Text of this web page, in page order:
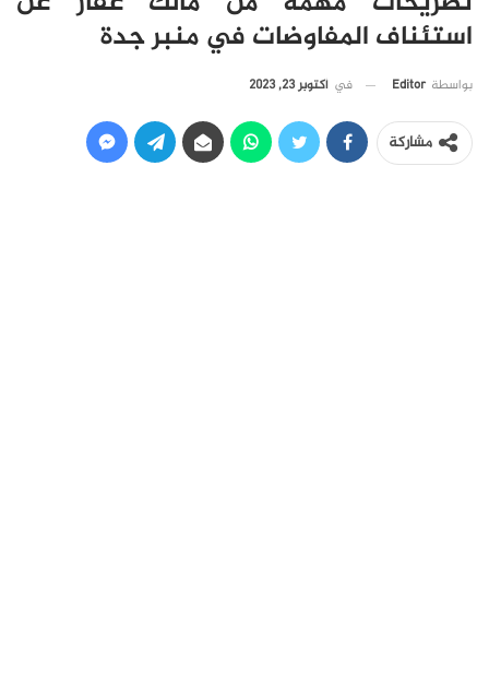
استئناف المفاوضات في منبر جدة
بواسطة Editor في أكتوبر 23, 2023
مشاركة